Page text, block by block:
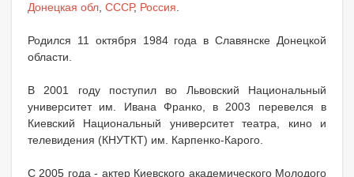
Донецкая обл СССР, Россия
Родился 11 октября 1984 года в Славянске Донецкой
области.
В 2001 году поступил во Львовский Национальный
университет им. Ивана Франко, в 2003 перевелся в
Киевский Национальный университет театра, кино и
телевидения (КНУТКТ) им. Карпенко-Карого.
С 2005 года - актер Киевского академического Молодого